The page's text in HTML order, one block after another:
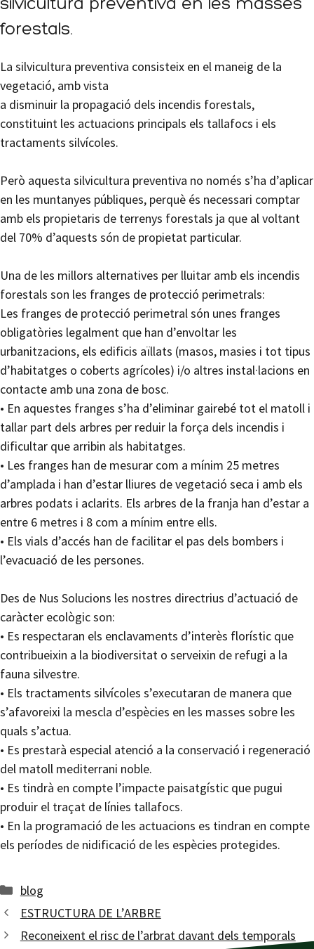
silvicultura preventiva en les masses
forestals.
La silvicultura preventiva consisteix en el maneig de la
vegetació, amb vista
a disminuir la propagació dels incendis forestals,
constituint les actuacions principals els tallafocs i els
tractaments silvícoles.
Però aquesta silvicultura preventiva no només s’ha d’aplicar
en les muntanyes públiques, perquè és necessari comptar
amb els propietaris de terrenys forestals ja que al voltant
del 70% d’aquests són de propietat particular.
Una de les millors alternatives per lluitar amb els incendis
forestals son les franges de protecció perimetrals:
Les franges de protecció perimetral són unes franges
obligatòries legalment que han d’envoltar les
urbanitzacions, els edificis aïllats (masos, masies i tot tipus
d’habitatges o coberts agrícoles) i/o altres instal·lacions en
contacte amb una zona de bosc.
• En aquestes franges s’ha d’eliminar gairebé tot el matoll i
tallar part dels arbres per reduir la força dels incendis i
dificultar que arribin als habitatges.
• Les franges han de mesurar com a mínim 25 metres
d’amplada i han d’estar lliures de vegetació seca i amb els
arbres podats i aclarits. Els arbres de la franja han d’estar a
entre 6 metres i 8 com a mínim entre ells.
• Els vials d’accés han de facilitar el pas dels bombers i
l’evacuació de les persones.
Des de Nus Solucions les nostres directrius d’actuació de
caràcter ecològic son:
• Es respectaran els enclavaments d’interès florístic que
contribueixin a la biodiversitat o serveixin de refugi a la
fauna silvestre.
• Els tractaments silvícoles s’executaran de manera que
s’afavoreixi la mescla d’espècies en les masses sobre les
quals s’actua.
• Es prestarà especial atenció a la conservació i regeneració
del matoll mediterrani noble.
• Es tindrà en compte l’impacte paisatgístic que pugui
produir el traçat de línies tallafocs.
• En la programació de les actuacions es tindran en compte
els períodes de nidificació de les espècies protegides.
Categories
blog
ESTRUCTURA DE L’ARBRE
Reconeixent el risc de l’arbrat davant dels temporals